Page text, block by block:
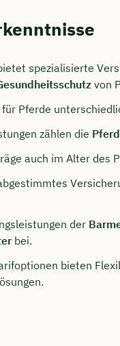
spezialisierte
von
für Pferde
zählen die
auch im Alter des
der
bei.
bieten